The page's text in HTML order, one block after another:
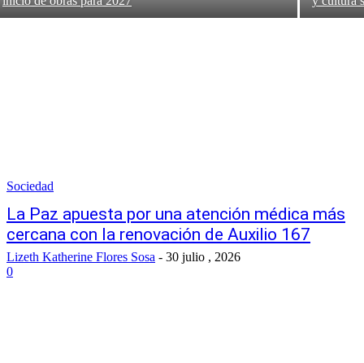
Sociedad
La Paz apuesta por una atención médica más
cercana con la renovación de Auxilio 167
Lizeth Katherine Flores Sosa - 30 julio , 2026
0